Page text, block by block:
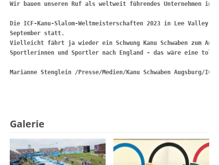
Wir bauen unseren Ruf als weltweit führendes Unternehmen in
Die ICF-Kanu-Slalom-Weltmeisterschaften 2023 in Lee Valley
September statt.
Vielleicht fährt ja wieder ein Schwung Kanu Schwaben zum
Sportlerinnen und Sportler nach England - das wäre eine
Galerie